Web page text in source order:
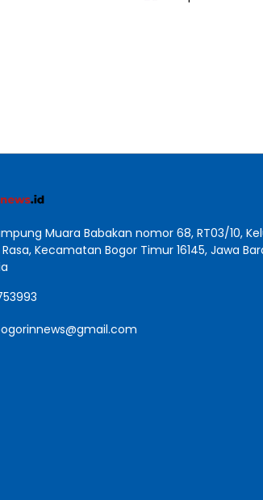
Muara Babakan nomor 68, RT03/10,
Kecamatan Bogor Timur 16145, Jawa